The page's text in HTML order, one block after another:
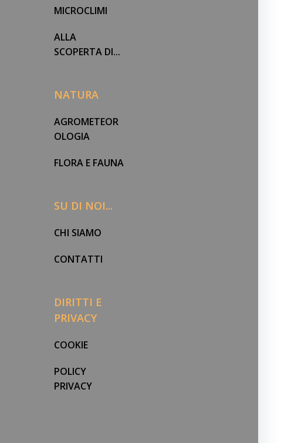
MICROCLIMI
ALLA
SCOPERTA DI...
NATURA
AGROMETEOR
OLOGIA
FLORA E FAUNA
SU DI NOI...
CHI SIAMO
CONTATTI
DIRITTI E
PRIVACY
COOKIE
POLICY
PRIVACY